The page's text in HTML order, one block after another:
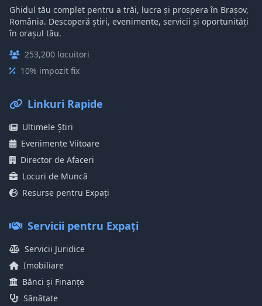
Ghidul tău complet pentru a trăi, lucra și prospera în Brașov,
România. Descoperă știri, evenimente, servicii și oportunități
în orașul tău.
253,200 locuitori
10% impozit fix
Linkuri Rapide
Ultimele Știri
Evenimente Viitoare
Director de Afaceri
Locuri de Muncă
Resurse pentru Expați
Servicii pentru Expați
Servicii Juridice
Imobiliare
Bănci și Finanțe
Sănătate